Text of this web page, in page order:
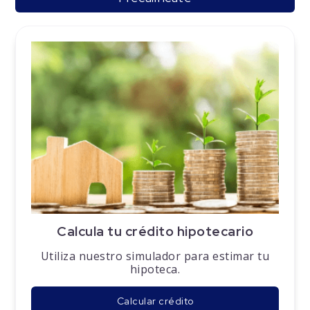
Calcula tu crédito hipotecario
Utiliza nuestro simulador para estimar tu
hipoteca.
Calcular crédito